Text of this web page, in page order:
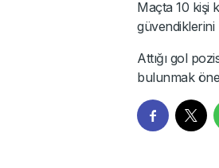
Maçta 10 kişi
güvendiklerini
Attığı gol
bulunmak